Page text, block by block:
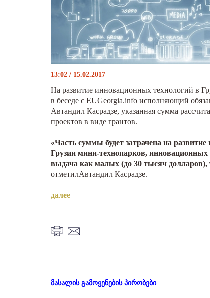
13:02 / 15.02.2017
На развитие инновационных технологий в
в беседе с EUGeorgia.info исполняющий
Автандил Касрадзе, указанная сумма
проектов в виде грантов.
«Часть суммы будет затрачена на
Грузии мини-технопарков, инновационных
выдача как малых (до 30 тысяч
отметилАвтандил Касрадзе.
далее
მასალის გამოყენების პირობები